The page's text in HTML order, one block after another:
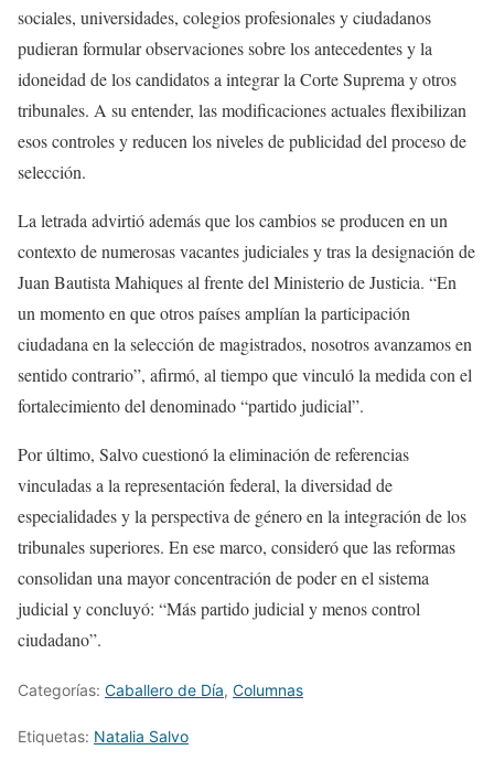
sociales, universidades, colegios profesionales y ciudadanos
pudieran formular observaciones sobre los antecedentes y la
idoneidad de los candidatos a integrar la Corte Suprema y otros
tribunales. A su entender, las modificaciones actuales flexibilizan
esos controles y reducen los niveles de publicidad del proceso de
selección.
La letrada advirtió además que los cambios se producen en un
contexto de numerosas vacantes judiciales y tras la designación de
Juan Bautista Mahiques al frente del Ministerio de Justicia. “En
un momento en que otros países amplían la participación
ciudadana en la selección de magistrados, nosotros avanzamos en
sentido contrario”, afirmó, al tiempo que vinculó la medida con el
fortalecimiento del denominado “partido judicial”.
Por último, Salvo cuestionó la eliminación de referencias
vinculadas a la representación federal, la diversidad de
especialidades y la perspectiva de género en la integración de los
tribunales superiores. En ese marco, consideró que las reformas
consolidan una mayor concentración de poder en el sistema
judicial y concluyó: “Más partido judicial y menos control
ciudadano”.
Categorías: Caballero de Día, Columnas
Etiquetas: Natalia Salvo